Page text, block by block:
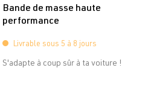
Bande de masse haute
performance
Livrable sous 5 à 8 jours
S'adapte à coup sûr à ta voiture !